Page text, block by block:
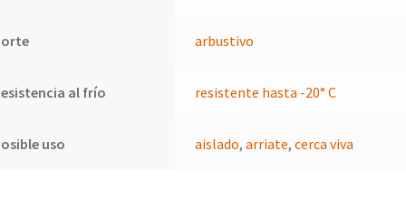
arbustivo
al frío resistente hasta -20° C
uso aislado,arriate,cerca viva